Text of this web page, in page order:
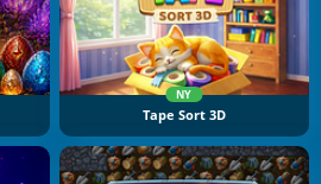
NY
Tape Sort 3D